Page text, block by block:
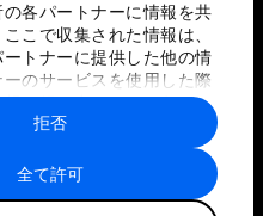
各パートナーに情報を共
こで収集された情報は、
トナーに提供した他の情
のサービスを使用した際
報と組み合わされ、各パー
用されることがありま
全て許可
拒否
ーと利用規約
ップ